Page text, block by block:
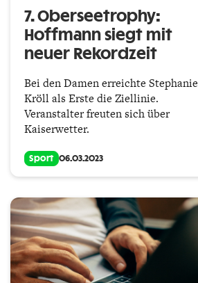
7. Oberseetrophy:
Hoffmann siegt mit
neuer Rekordzeit
Bei den Damen erreichte Stephanie
Kröll als Erste die Ziellinie.
Veranstalter freuten sich über
Kaiserwetter.
Sport 06.03.2023